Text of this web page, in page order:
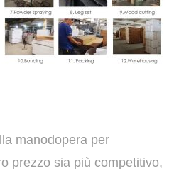
manodopera per
prezzo sia più competitivo,